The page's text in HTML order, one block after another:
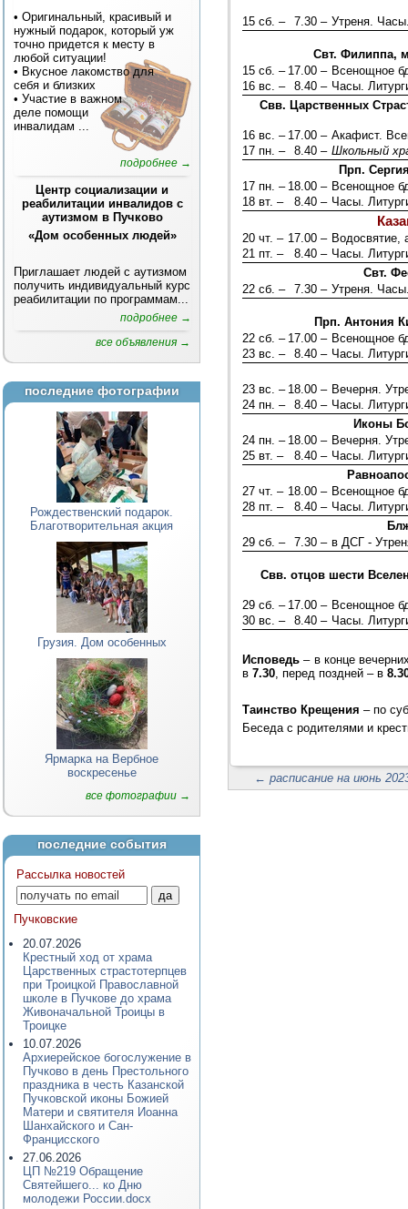
• Оригинальный, красивый и
нужный подарок, который уж
точно придется к месту в
любой ситуации!
• Вкусное лакомство для
себя и близких
• Участие в важном
деле помощи
инвалидам ...
подробнее →
Центр социализации и
реабилитации инвалидов с
аутизмом в Пучково
«Дом особенных людей»
Приглашает людей с аутизмом
получить индивидуальный курс
реабилитации по программам...
подробнее →
все объявления →
последние фотографии
Рождественский подарок.
Благотворительная акция
Грузия. Дом особенных
Ярмарка на Вербное
воскресенье
все фотографии →
последние события
Рассылка новостей
Пучковские
20.07.2026
Крестный ход от храма
Царственных страстотерпцев
при Троицкой Православной
школе в Пучкове до храма
Живоначальной Троицы в
Троицке
10.07.2026
Архиерейское богослужение в
Пучково в день Престольного
праздника в честь Казанской
Пучковской иконы Божией
Матери и святителя Иоанна
Шанхайского и Сан-
Францисского
27.06.2026
ЦП №219 Обращение
Святейшего... ко Дню
молодежи России.docx
15 сб. – 7.30 – Утреня.
Свт. Филиппа,
15 сб. – 17.00 – Всенощное
16 вс. –
8.40 – Часы.
Свв. Царственных
16 вс. – 17.00 – Акафист.
17 пн. –
8.40 – Школьный
Прп.
17 пн. – 18.00 – Всенощное
18 вт. –
8.40 – Часы.
20 чт. – 17.00 – Водосвятие,
21 пт. –
8.40 – Часы.
Свт.
22 сб. –
7.30 – Утреня.
Прп. Антония
22 сб. – 17.00 – Всенощное
23 вс. –
8.40 – Часы.
23 вс. – 18.00 – Вечерня.
24 пн. –
8.40 – Часы.
Иконы
24 пн. – 18.00 – Вечерня.
25 вт. –
8.40 – Часы.
27 чт. – 18.00 – Всенощное
28 пт. –
8.40 – Часы.
29 сб. –
7.30 – в ДСГ -
Свв. отцов шести
29 сб. – 17.00 – Всенощное
30 вс. –
8.40 – Часы.
Исповедь – в конце
в7.30, перед поздней – в
Таинство Крещения – по
Беседа с родителями и
← расписание на июнь